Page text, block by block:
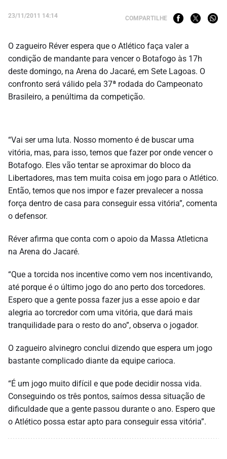
23/11/2011 14:14 COMPARTILHE
O zagueiro Réver espera que o Atlético faça valer a
condição de mandante para vencer o Botafogo às 17h
deste domingo, na Arena do Jacaré, em Sete Lagoas. O
confronto será válido pela 37ª rodada do Campeonato
Brasileiro, a penúltima da competição.
“Vai ser uma luta. Nosso momento é de buscar uma
vitória, mas, para isso, temos que fazer por onde vencer o
Botafogo. Eles vão tentar se aproximar do bloco da
Libertadores, mas tem muita coisa em jogo para o Atlético.
Então, temos que nos impor e fazer prevalecer a nossa
força dentro de casa para conseguir essa vitória”, comenta
o defensor.
Réver afirma que conta com o apoio da Massa Atleticna
na Arena do Jacaré.
“Que a torcida nos incentive como vem nos incentivando,
até porque é o último jogo do ano perto dos torcedores.
Espero que a gente possa fazer jus a esse apoio e dar
alegria ao torcredor com uma vitória, que dará mais
tranquilidade para o resto do ano”, observa o jogador.
O zagueiro alvinegro conclui dizendo que espera um jogo
bastante complicado diante da equipe carioca.
“É um jogo muito difícil e que pode decidir nossa vida.
Conseguindo os três pontos, saímos dessa situação de
dificuldade que a gente passou durante o ano. Espero que
o Atlético possa estar apto para conseguir essa vitória”.